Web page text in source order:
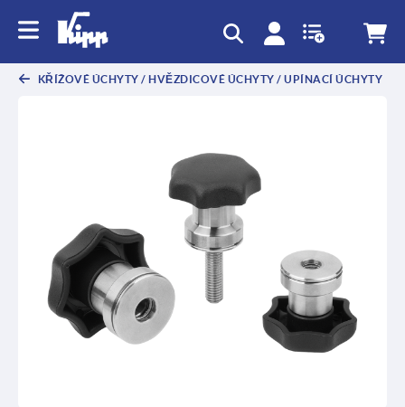
KŘÍŽOVÉ ÚCHYTY / HVĚZDICOVÉ ÚCHYTY / UPÍNACÍ ÚCHYTY